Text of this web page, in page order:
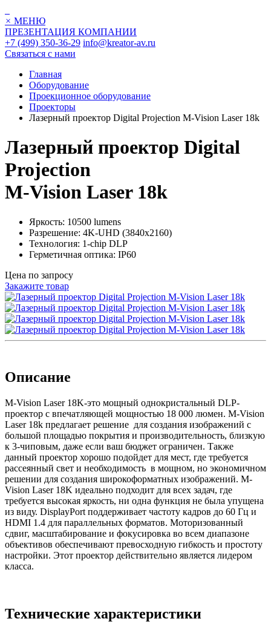
× МЕНЮ
ПРЕЗЕНТАЦИЯ КОМПАНИИ
+7 (499) 350-36-29 info@kreator-av.ru
Связаться с нами
Главная
Оборудование
Проекционное оборудование
Проекторы
Лазерный проектор Digital Projection M-Vision Laser 18k
Лазерный проектор Digital
Projection
M-Vision Laser 18k
Яркость: 10500 lumens
Разрешение: 4K-UHD (3840x2160)
Технология: 1-chip DLP
Герметичная оптика: IP60
Цена по запросу
Закажите товар
Описание
M-Vision Laser 18K-это мощный однокристальный DLP-
проектор с впечатляющей мощностью 18 000 люмен. M-Vision
Laser 18k предлагает решение для создания изображений с
большой площадью покрытия и производительность, близкую
к 3-чиповым, даже если ваш бюджет ограничен. Также
данный проектор хорошо подойдет для мест, где требуется
рассеянный свет и необходимость в мощном, но экономичном
решении для создания широкоформатных изображений. M-
Vision Laser 18K идеально подходит для всех задач, где
требуется высокая яркость, ни одна функция не была упущена
из виду. DisplayPort поддерживает частоту кадров до 60 Гц и
HDMI 1.4 для параллельных форматов. Моторизованный
сдвиг, масштабирование и фокусировка во всем диапазоне
объективов обеспечивают превосходную гибкость и простоту
настройки. Этот проектор действительно является лидером
класса.
Технические характеристики